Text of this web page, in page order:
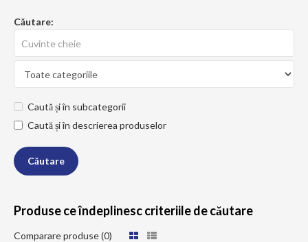
Căutare:
Caută și în subcategorii
Caută și în descrierea produselor
Produse ce îndeplinesc criteriile de căutare
Comparare produse (0)